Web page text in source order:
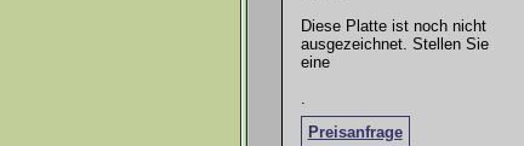
Diese Platte ist noch nicht
ausgezeichnet. Stellen Sie
eine
Preisanfrage